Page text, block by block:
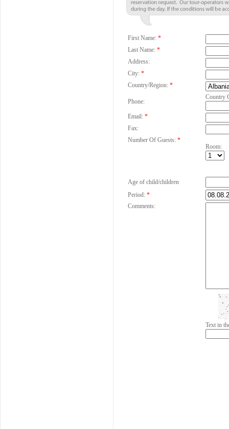
First Name: *
Last Name: *
Address:
City: *
Country/Region: *
Phone:
Country
Email: *
Fax:
Number Of Guests: *
Room:
Age of child/children
Period: *
Comments:
Text in